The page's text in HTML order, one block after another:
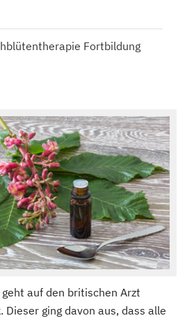
Fortbildung
auf den britischen Arzt
Dieser ging davon aus, dass alle